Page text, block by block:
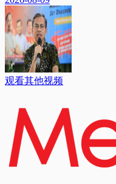
观看其他视频